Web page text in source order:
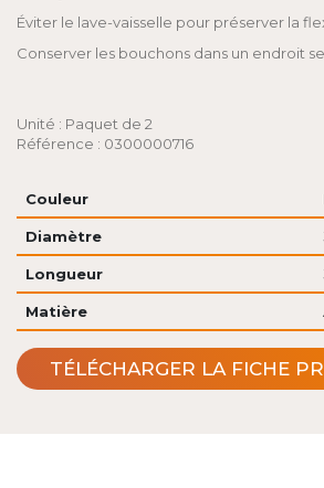
Éviter le lave-vaisselle pour préserver la
Conserver les bouchons dans un endroit
Unité : Paquet de 2
Référence : 0300000716
Couleur
Diamètre
Longueur
Matière
TÉLÉCHARGER LA FICHE